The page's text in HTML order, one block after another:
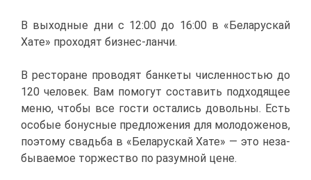
В вы­ход­ные дни с 12:00 до 16:00 в «Бе­ла­рус­кай
Ха­те» про­хо­дят биз­нес-лан­чи.
В ре­сто­ране про­во­дят бан­ке­ты чис­лен­но­стью до
120 че­ло­век. Вам по­мо­гут со­ста­вить под­хо­дя­щее
ме­ню, что­бы все го­сти оста­лись до­воль­ны. Есть
осо­бые бо­нус­ные пред­ло­же­ния для мо­ло­до­же­нов,
по­это­му сва­дьба в «Бе­ла­рус­кай Ха­те» — это неза­
бы­ва­е­мое тор­же­ство по ра­зум­ной цене.